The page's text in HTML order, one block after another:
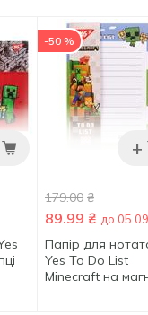
+
-50 %
179.00 ₴
89.99 ₴ до 05.09
Папір для
Yes To Do List
Minecraft на